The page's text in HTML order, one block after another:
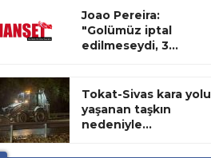
Joao Pereira:
"Golümüz iptal
edilmeseydi, 3...
Tokat-Sivas kara yolu
yaşanan taşkın
nedeniyle...